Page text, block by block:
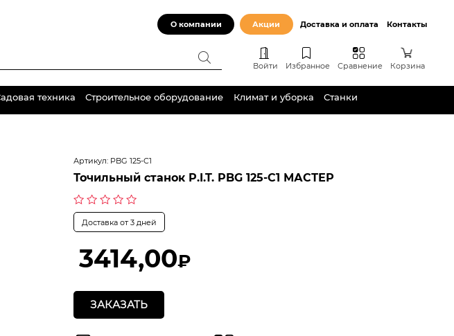
О компании Акции Доставка и оплата Контакты
Войти Избранное Сравнение Корзина
техника Строительное оборудование Климат и уборка Станки
Артикул: PBG 125-C1
Точильный станок P.I.T. PBG 125-C1 МАСТЕР
Оценка
из
Доставка от 3 дней
3414,00₽
ЗАКАЗАТЬ